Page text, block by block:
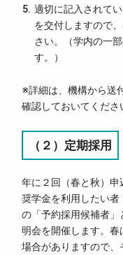
適切に記入されて
を交付しますので
さい。（学内の一
す。）
※詳細は、機構から送
確認しておいてくださ
（２）定期採用
年に２回（春と秋）
奨学金を利用したい
の「予約採用候補者
明会を開催します。
場合がありますので